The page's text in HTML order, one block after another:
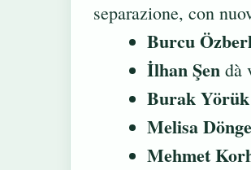
separazione, con
Burcu
İlhan Şen dà
Burak Yörük
Melisa
Mehmet